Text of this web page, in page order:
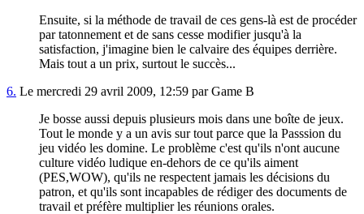
Ensuite, si la méthode de travail de ces gens-là est de procéder
par tatonnement et de sans cesse modifier jusqu'à la
satisfaction, j'imagine bien le calvaire des équipes derrière.
Mais tout a un prix, surtout le succès...
6. Le mercredi 29 avril 2009, 12:59 par Game B
Je bosse aussi depuis plusieurs mois dans une boîte de jeux.
Tout le monde y a un avis sur tout parce que la Passsion du
jeu vidéo les domine. Le problème c'est qu'ils n'ont aucune
culture vidéo ludique en-dehors de ce qu'ils aiment
(PES,WOW), qu'ils ne respectent jamais les décisions du
patron, et qu'ils sont incapables de rédiger des documents de
travail et préfère multiplier les réunions orales.